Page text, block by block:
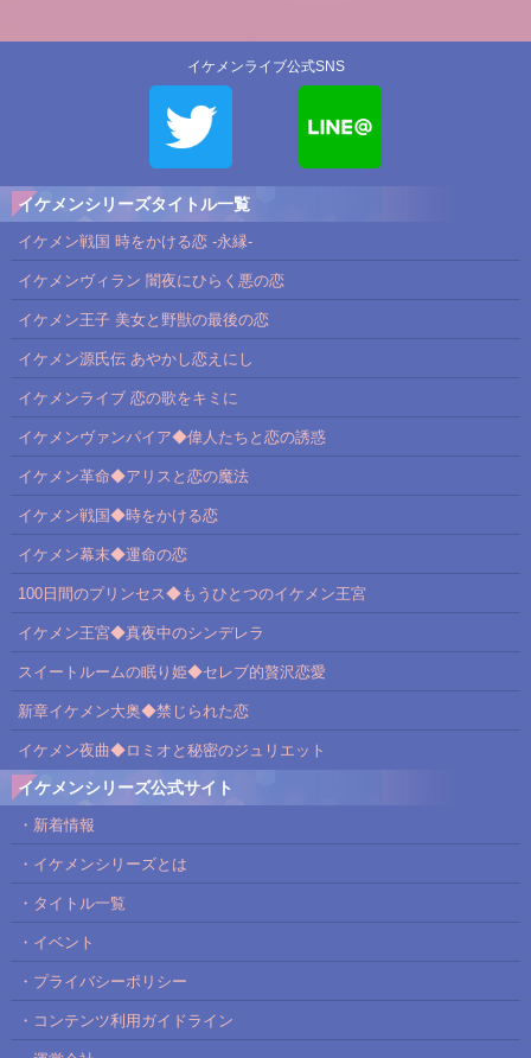
イケメンライブ公式SNS
イケメンシリーズタイトル一覧
イケメン戦国 時をかける恋 -永縁-
イケメンヴィラン 闇夜にひらく悪の恋
イケメン王子 美女と野獣の最後の恋
イケメン源氏伝 あやかし恋えにし
イケメンライブ 恋の歌をキミに
イケメンヴァンパイア◆偉人たちと恋の誘惑
イケメン革命◆アリスと恋の魔法
イケメン戦国◆時をかける恋
イケメン幕末◆運命の恋
100日間のプリンセス◆もうひとつのイケメン王宮
イケメン王宮◆真夜中のシンデレラ
スイートルームの眠り姫◆セレブ的贅沢恋愛
新章イケメン大奥◆禁じられた恋
イケメン夜曲◆ロミオと秘密のジュリエット
イケメンシリーズ公式サイト
・新着情報
・イケメンシリーズとは
・タイトル一覧
・イベント
・プライバシーポリシー
・コンテンツ利用ガイドライン